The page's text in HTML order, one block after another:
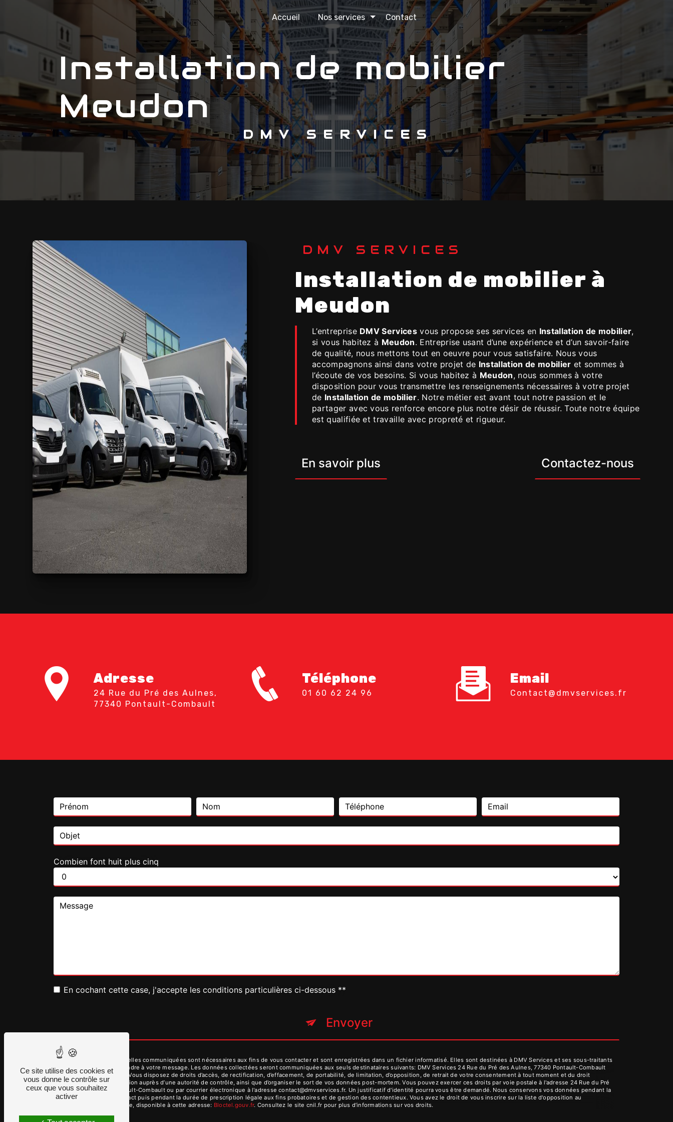
Accueil Nos services Contact
Installation de mobilier
Meudon
DMV SERVICES
DMV SERVICES
Installation de mobilier à
Meudon
L’entreprise DMV Services vous propose ses services en Installation de mobilier,
si vous habitez à Meudon. Entreprise usant d’une expérience et d’un savoir-faire
de qualité, nous mettons tout en oeuvre pour vous satisfaire. Nous vous
accompagnons ainsi dans votre projet de Installation de mobilier et sommes à
l’écoute de vos besoins. Si vous habitez à Meudon, nous sommes à votre
disposition pour vous transmettre les renseignements nécessaires à votre projet
de Installation de mobilier. Notre métier est avant tout notre passion et le
partager avec vous renforce encore plus notre désir de réussir. Toute notre équipe
est qualifiée et travaille avec propreté et rigueur.
En savoir plus Contactez-nous
Adresse
24 Rue du Pré des Aulnes,
77340 Pontault-Combault
Téléphone
01 60 62 24 96
Email
contact@dmvservices.fr
Combien font huit plus cinq
En cochant cette case, j'accepte les conditions particulières ci-dessous **
Envoyer
** Les données personnelles communiquées sont nécessaires aux fins de vous contacter et sont enregistrées dans un fichier informatisé. Elles sont destinées à DMV Services et ses sous-traitants
dans le seul but de répondre à votre message. Les données collectées seront communiquées aux seuls destinataires suivants: DMV Services 24 Rue du Pré des Aulnes, 77340 Pontault-Combault
contact@dmvservices.fr. Vous disposez de droits d’accès, de rectification, d’effacement, de portabilité, de limitation, d’opposition, de retrait de votre consentement à tout moment et du droit
d’introduire une réclamation auprès d’une autorité de contrôle, ainsi que d’organiser le sort de vos données post-mortem. Vous pouvez exercer ces droits par voie postale à l'adresse 24 Rue du Pré
des Aulnes, 77340 Pontault-Combault ou par courrier électronique à l'adresse contact@dmvservices.fr. Un justificatif d'identité pourra vous être demandé. Nous conservons vos données pendant la
période de prise de contact puis pendant la durée de prescription légale aux fins probatoires et de gestion des contentieux. Vous avez le droit de vous inscrire sur la liste d'opposition au
démarchage téléphonique, disponible à cette adresse:
Bloctel.gouv.fr. Consultez le site cnil.fr pour plus d’informations sur vos droits.
Ce site utilise des cookies et
vous donne le contrôle sur
ceux que vous souhaitez
activer